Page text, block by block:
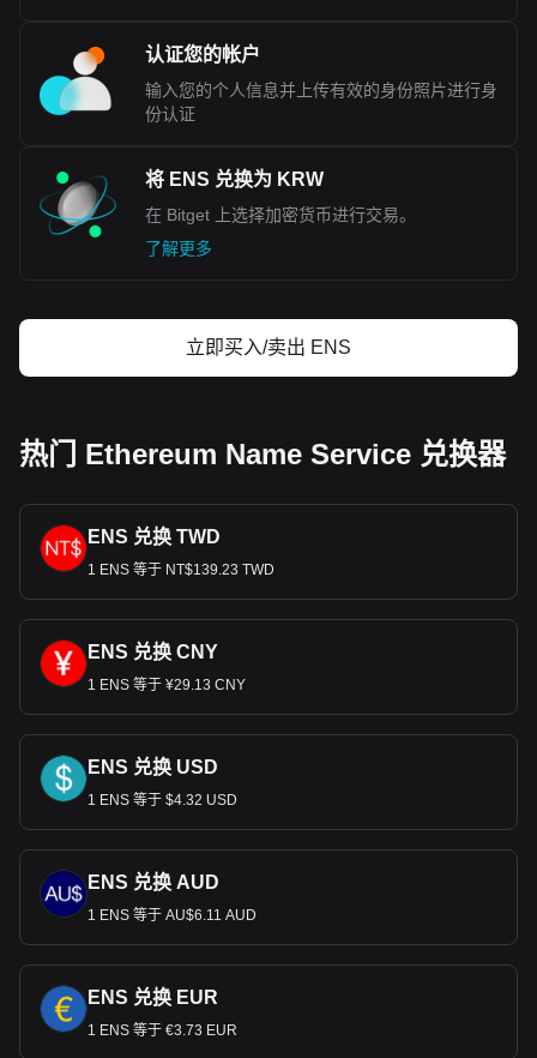
认证您的帐户
输入您的个人信息并上传有效的身份照片进行身
份认证
将 ENS 兑换为 KRW
在 Bitget 上选择加密货币进行交易。
了解更多
立即买入/卖出 ENS
热门 Ethereum Name Service 兑换器
ENS 兑换 TWD
1 ENS 等于 NT$139.23 TWD
ENS 兑换 CNY
1 ENS 等于 ¥29.13 CNY
ENS 兑换 USD
1 ENS 等于 $4.32 USD
ENS 兑换 AUD
1 ENS 等于 AU$6.11 AUD
ENS 兑换 EUR
1 ENS 等于 €3.73 EUR